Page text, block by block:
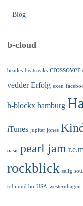
Blog
b-cloud
beatles beatsteaks crossover
vedder Erfolg exen
h-blockx hamburg
iTunes jupiter jones
oasis pearl jam
rockblick selig
tobi und bo USA westernhagen